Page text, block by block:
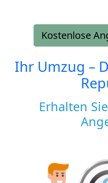
Kostenlose
Ihr Umzug –
Erhalten